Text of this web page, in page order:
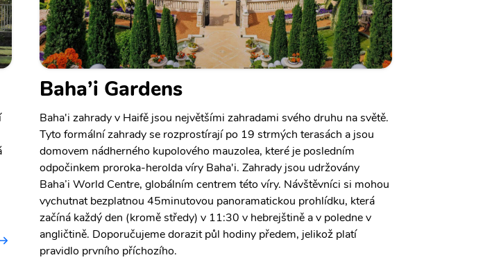
Baha’i Gardens
Baha'i zahrady v Haifě jsou největšími zahradami svého druhu na světě.
Tyto formální zahrady se rozprostírají po 19 strmých terasách a jsou
domovem nádherného kupolového mauzolea, které je posledním
odpočinkem proroka-herolda víry Baha'i. Zahrady jsou udržovány
Baha’i World Centre, globálním centrem této víry. Návštěvníci si mohou
vychutnat bezplatnou 45minutovou panoramatickou prohlídku, která
začíná každý den (kromě středy) v 11:30 v hebrejštině a v poledne v
angličtině. Doporučujeme dorazit půl hodiny předem, jelikož platí
pravidlo prvního příchozího.